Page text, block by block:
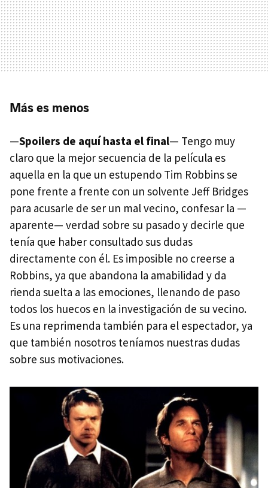
Más es menos
—Spoilers de aquí hasta el final— Tengo muy
claro que la mejor secuencia de la película es
aquella en la que un estupendo Tim Robbins se
pone frente a frente con un solvente Jeff Bridges
para acusarle de ser un mal vecino, confesar la —
aparente— verdad sobre su pasado y decirle que
tenía que haber consultado sus dudas
directamente con él. Es imposible no creerse a
Robbins, ya que abandona la amabilidad y da
rienda suelta a las emociones, llenando de paso
todos los huecos en la investigación de su vecino.
Es una reprimenda también para el espectador, ya
que también nosotros teníamos nuestras dudas
sobre sus motivaciones.